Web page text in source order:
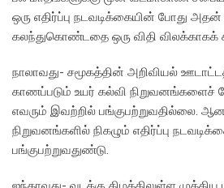
ஒரு எதிர்ப்பு நடவடிக்கையின் போது
கலந்துகொண்டதை ஒரு விதி விலக்காகக்
நாலாவது- சமூகத்தின் அறிவியல்
காணப்படும் உயர் கல்வி நிறுவனங்களைச்
எவரும் இவற்றில் பங்குபற்றுவதில்லை.
நிறுவனங்களில் நிகழும் எதிர்ப்பு
பங்குபற்றுவதுண்டு.